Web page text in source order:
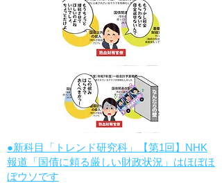
●新科目「トレンド研究科」【第1回】NHK
報道「国債に頼る厳しい財政状況」はほぼほ
ぼウソです